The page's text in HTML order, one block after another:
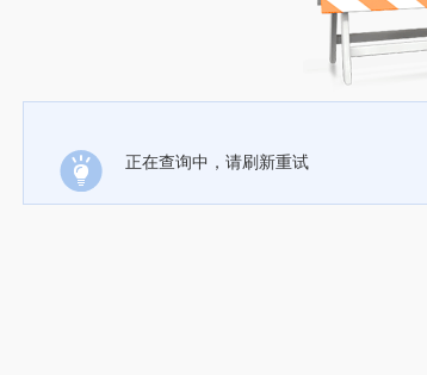
正在查询中，请刷新重试